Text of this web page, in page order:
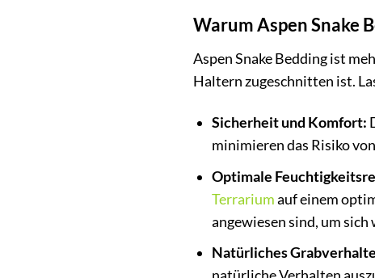
Warum Aspen Snake
Aspen Snake Bedding ist
Haltern zugeschnitten ist.
Sicherheit und Komfort:
minimieren das Risiko
Optimale
Terrariumauf einem
angewiesen sind, um
Natürliches